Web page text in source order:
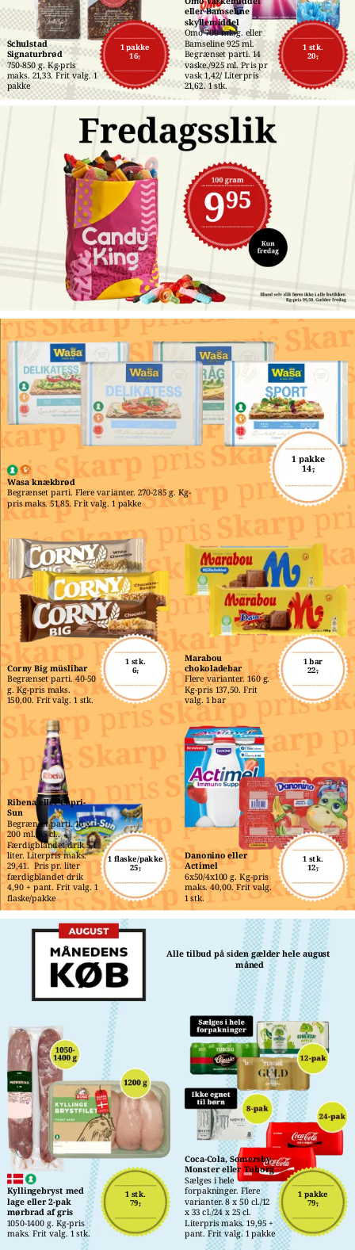
1 pakke
16,-
Schulstad
Signaturbrød
750-850 g. Kg-pris
maks. 21,33. Frit valg. 1
pakke
1 stk.
20,-
eller Bamseline
skyllemiddel
Omo 700 ml./g. eller
Bamseline 925 ml.
Begrænset parti. 14
vaske./925 ml. Pris pr
vask 1,42/ Literpris
21,62. 1 stk.
1 pakke
14,-
Wasa knækbrød
Begrænset parti. Flere varianter. 270-285 g. Kg-
pris maks. 51,85. Frit valg. 1 pakke
1 stk.
6,-
Corny Big müslibar
Begrænset parti. 40-50
g. Kg-pris maks.
150,00. Frit valg. 1 stk.
1 bar
22,-
Marabou
chokoladebar
Flere varianter. 160 g.
Kg-pris 137,50. Frit
valg. 1 bar
1 flaske/pakke
25,-
Ribena eller Capri-
Sun
Begrænset parti. 10 x
200 ml./85 cl..
Færdigblandet drik 5,1
liter. Literpris maks.
29,41.  Pris pr. liter
færdigblandet drik
4,90 + pant. Frit valg. 1
flaske/pakke
1 stk.
12,-
Danonino eller
Actimel
6x50/4x100 g. Kg-pris
maks. 40,00. Frit valg.
1 stk.
1 stk.
79,-
Kyllingebryst med
lage eller 2-pak
mørbrad af gris
1050-1400 g. Kg-pris
maks. Frit valg. 1 stk.
1 pakke
79,-
Coca-Cola, Somersby,
Monster eller Tuborg
Sælges i hele
forpakninger. Flere
varianter. 8 x 50 cl./12
x 33 cl./24 x 25 cl.
Literpris maks. 19,95 +
pant. Frit valg. 1 pakke
Alle tilbud på siden gælder hele august
måned